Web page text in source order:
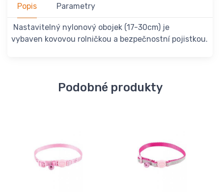
Popis Parametry
Nastavitelný nylonový obojek (17-30cm) je
vybaven kovovou rolničkou a bezpečnostní pojistkou.
Podobné produkty